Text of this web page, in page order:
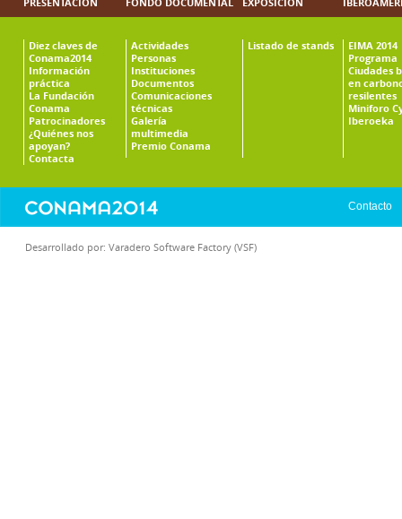
Diez claves de
Conama2014
Información
práctica
La Fundación
Conama
Patrocinadores
¿Quiénes nos
apoyan?
Contacta
Actividades
Personas
Instituciones
Documentos
Comunicaciones
técnicas
Galería
multimedia
Premio Conama
Listado de stands
EIMA 2014
Programa
Ciudades
en
resilentes
Miniforo
Iberoeka
Contacto
Desarrollado por: Varadero Software Factory (VSF)